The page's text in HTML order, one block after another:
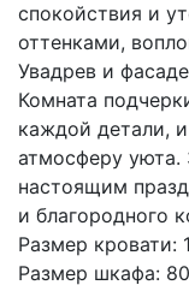
спокойствия и
оттенками,
Увадрев и
Комната
каждой детали,
атмосферу уюта.
настоящим
и благородного
Размер кровати:
Размер шкафа: